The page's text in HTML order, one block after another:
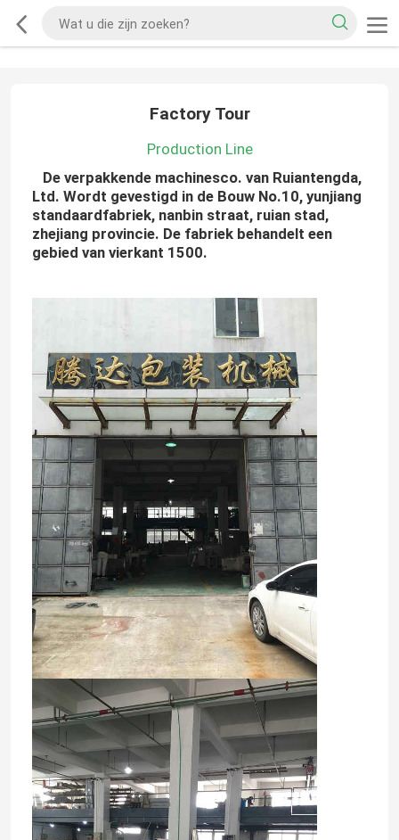
Factory Tour
Production Line
De verpakkende machinesco. van Ruiantengda,
Ltd. Wordt gevestigd in de Bouw No.10, yunjiang
standaardfabriek, nanbin straat, ruian stad,
zhejiang provincie. De fabriek behandelt een
gebied van vierkant 1500.